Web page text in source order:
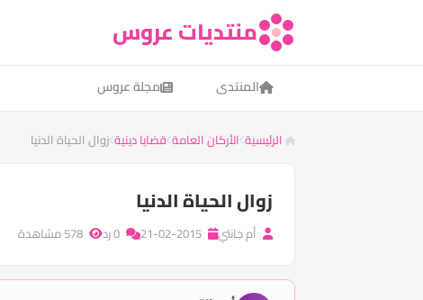
منتديات عروس
المنتدى مجلة عروس
الرئيسية الأركان العامة قضايا دينية زوال الحياة الدنيا
زوال الحياة الدنيا
أم جانتي